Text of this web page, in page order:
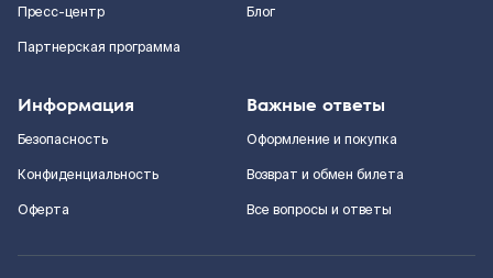
Пресс-центр
Партнерская программа
Блог
Информация
Безопасность
Конфиденциальность
Оферта
Важные ответы
Оформление и покупка
Возврат и обмен билета
Все вопросы и ответы